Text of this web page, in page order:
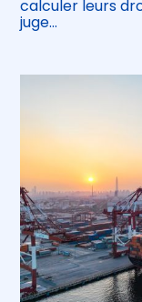
calculer leurs
juge…